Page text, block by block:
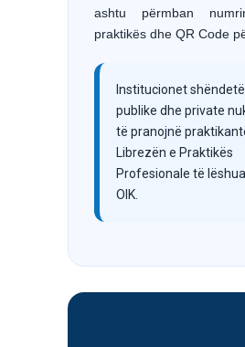
ashtu përmban
praktikës dhe QR Code
Institucionet
publike dhe private
të pranojnë
Librezën e Praktikës
Profesionale të
OIK.